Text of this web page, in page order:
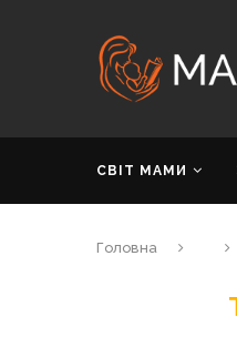
СВІТ МАМИ
Головна